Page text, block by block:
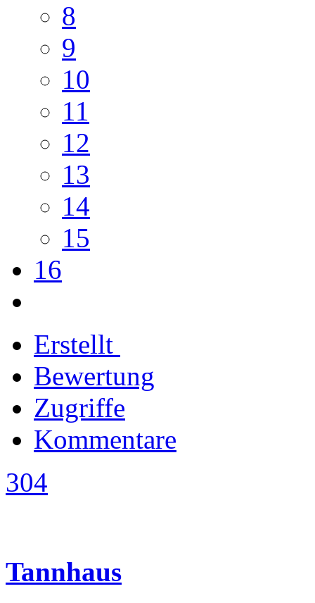
8
9
10
11
12
13
14
15
16
Erstellt
Bewertung
Zugriffe
Kommentare
304
Tannhaus